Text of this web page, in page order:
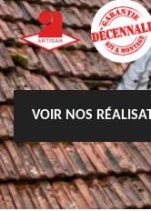
VOIR NOS